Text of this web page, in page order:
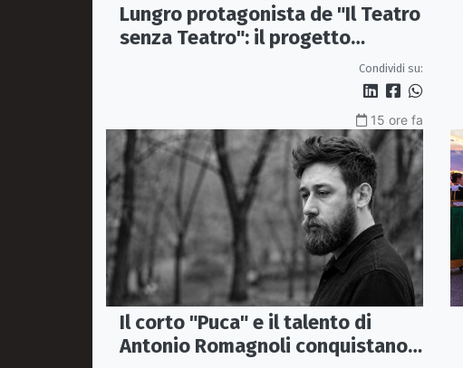
Lungro protagonista de "Il Teatro
senza Teatro": il progetto
itinerante che porta il teatroCondividi su:
15 ore fa
Il corto "Puca" e il talento di
Antonio Romagnoli conquistano